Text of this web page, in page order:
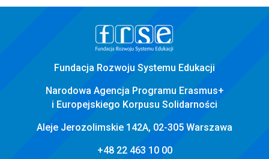
Fundacja Rozwoju Systemu Edukacji
Narodowa Agencja Programu Erasmus+
i Europejskiego Korpusu Solidarności
Aleje Jerozolimskie 142A, 02-305 Warszawa
+48 22 463 10 00